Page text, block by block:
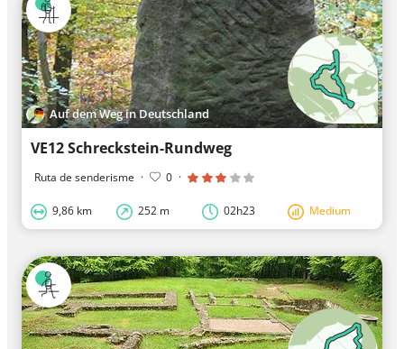
Auf dem Weg in Deutschland
VE12 Schreckstein-Rundweg
Ruta de senderisme · 0 ·
9,86 km 252 m 02h23 Medium